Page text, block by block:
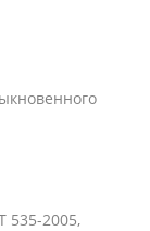
535-2005,